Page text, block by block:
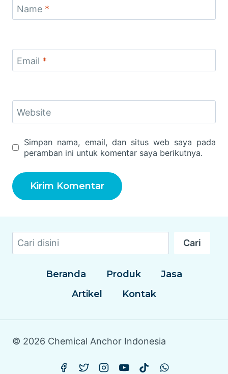
Name *
Email *
Website
Simpan nama, email, dan situs web saya pada
peramban ini untuk komentar saya berikutnya.
Cari
Beranda Produk
Jasa
Artikel
Kontak
© 2026 Chemical Anchor Indonesia